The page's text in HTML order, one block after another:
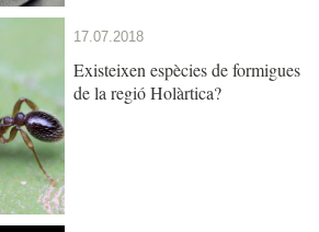
17.07.2018
Existeixen espècies de formigues
de la regió Holàrtica?